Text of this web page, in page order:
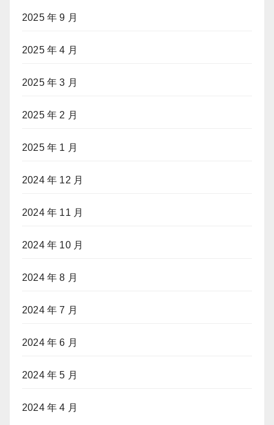
2025 年 9 月
2025 年 4 月
2025 年 3 月
2025 年 2 月
2025 年 1 月
2024 年 12 月
2024 年 11 月
2024 年 10 月
2024 年 8 月
2024 年 7 月
2024 年 6 月
2024 年 5 月
2024 年 4 月